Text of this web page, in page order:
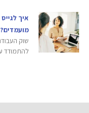
איך
מועמדים?
שוק
להתמודד